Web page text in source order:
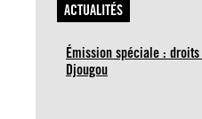
ACTUALITÉS
Émission spéciale :
Djougou